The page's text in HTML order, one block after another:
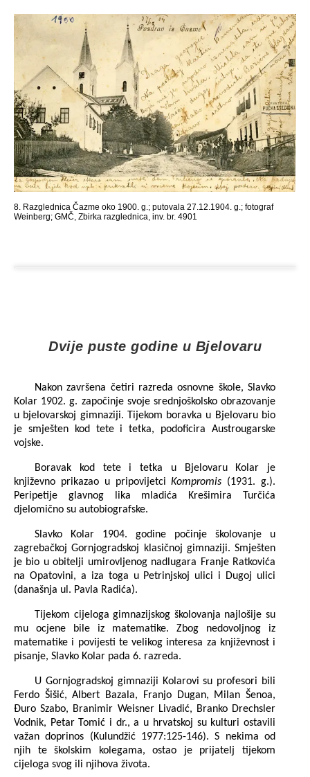
8. Razglednica Čazme oko 1900. g.; putovala 27.12.1904. g.; fotograf
Weinberg; GMČ, Zbirka razglednica, inv. br. 4901
Dvije puste godine u Bjelovaru
Nakon završena četiri razreda osnovne škole, Slavko
Kolar 1902. g. započinje svoje srednjoškolsko obrazovanje
u bjelovarskoj gimnaziji. Tijekom boravka u Bjelovaru bio
je smješten kod tete i tetka, podoficira Austrougarske
vojske.
Boravak kod tete i tetka u Bjelovaru Kolar je
književno prikazao u pripovijetciKompromis (1931. g.).
Peripetije glavnog lika mladića Krešimira Turčića
djelomično su autobiografske.
Slavko Kolar 1904. godine počinje školovanje u
zagrebačkoj Gornjogradskoj klasičnoj gimnaziji. Smješten
je bio u obitelji umirovljenog nadlugara Franje Ratkovića
na Opatovini, a iza toga u Petrinjskoj ulici i Dugoj ulici
(današnja ul. Pavla Radića).
Tijekom cijeloga gimnazijskog školovanja najlošije su
mu ocjene bile iz matematike. Zbog nedovoljnog iz
matematike i povijesti te velikog interesa za književnost i
pisanje, Slavko Kolar pada 6. razreda.
U Gornjogradskoj gimnaziji Kolarovi su profesori bili
Ferdo Šišić, Albert Bazala, Franjo Dugan, Milan Šenoa,
Đuro Szabo, Branimir Weisner Livadić, Branko Drechsler
Vodnik, Petar Tomić i dr., a u hrvatskoj su kulturi ostavili
važan doprinos (Kulundžić 1977:125-146). S nekima od
njih te školskim kolegama, ostao je prijatelj tijekom
cijeloga svog ili njihova života.